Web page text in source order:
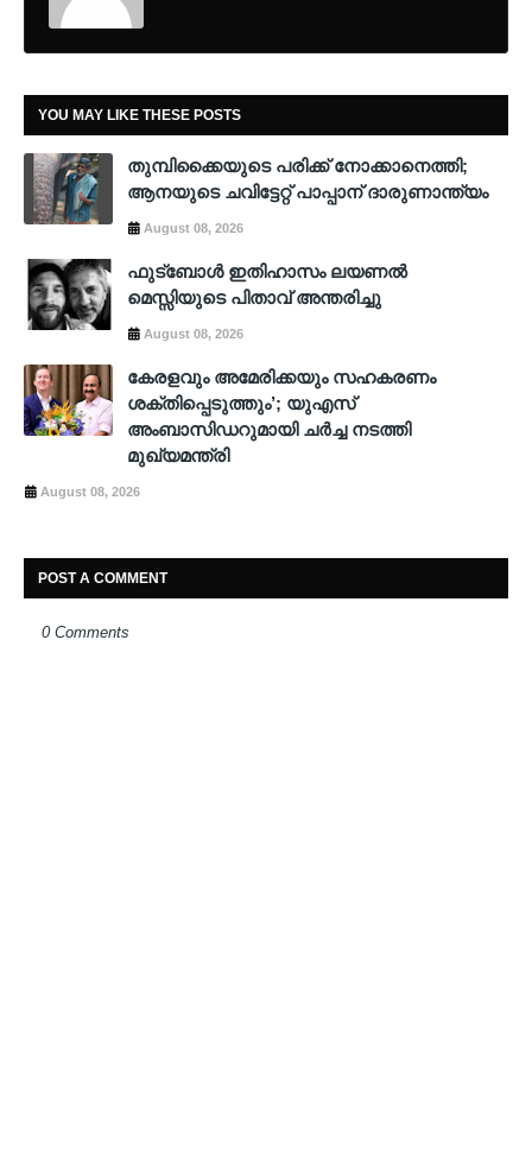
YOU MAY LIKE THESE POSTS
തുമ്പിക്കൈയുടെ പരിക്ക് നോക്കാനെത്തി;
ആനയുടെ ചവിട്ടേറ്റ് പാപ്പാന് ദാരുണാന്ത്യം
August 08, 2026
ഫുട്ബോൾ ഇതിഹാസം ലയണൽ
മെസ്സിയുടെ പിതാവ് അന്തരിച്ചു
August 08, 2026
കേരളവും അമേരിക്കയും സഹകരണം
ശക്തിപ്പെടുത്തും’; യുഎസ്
അംബാസിഡറുമായി ചർച്ച നടത്തി
മുഖ്യമന്ത്രി
August 08, 2026
POST A COMMENT
0 Comments